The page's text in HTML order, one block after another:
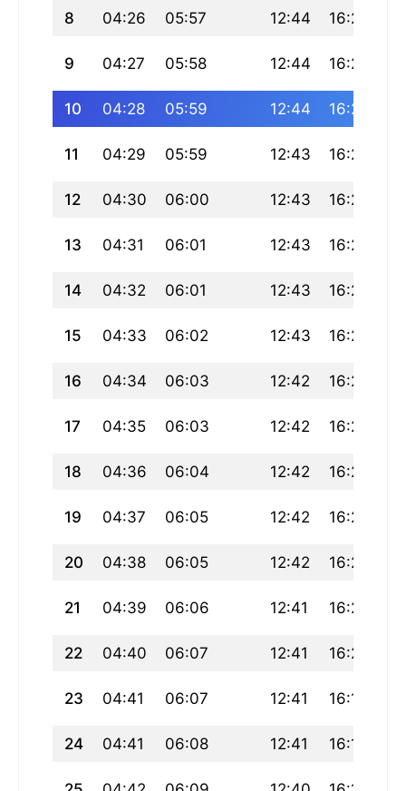
8 04:26 05:57 12:44 16:25
9 04:27 05:58 12:44 16:24
10 04:28 05:59 12:44 16:24
11 04:29 05:59 12:43 16:24
12 04:30 06:00 12:43 16:24
13 04:31 06:01 12:43 16:23
14 04:32 06:01 12:43 16:23
15 04:33 06:02 12:43 16:23
16 04:34 06:03 12:42 16:22
17 04:35 06:03 12:42 16:22
18 04:36 06:04 12:42 16:21
19 04:37 06:05 12:42 16:21
20 04:38 06:05 12:42 16:21
21 04:39 06:06 12:41 16:20
22 04:40 06:07 12:41 16:20
23 04:41 06:07 12:41 16:19
24 04:41 06:08 12:41 16:19